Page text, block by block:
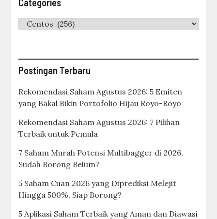
Categories
Categories
Postingan Terbaru
Rekomendasi Saham Agustus 2026: 5 Emiten
yang Bakal Bikin Portofolio Hijau Royo-Royo
Rekomendasi Saham Agustus 2026: 7 Pilihan
Terbaik untuk Pemula
7 Saham Murah Potensi Multibagger di 2026,
Sudah Borong Belum?
5 Saham Cuan 2026 yang Diprediksi Melejit
Hingga 500%, Siap Borong?
5 Aplikasi Saham Terbaik yang Aman dan Diawasi